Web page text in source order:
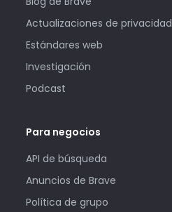
Actualizaciones de privacidad
Estándares web
Investigación
Podcast
Para negocios
API de búsqueda
Anuncios de Brave
Política de grupo